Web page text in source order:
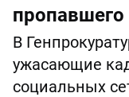
В
ужасающие
социальных